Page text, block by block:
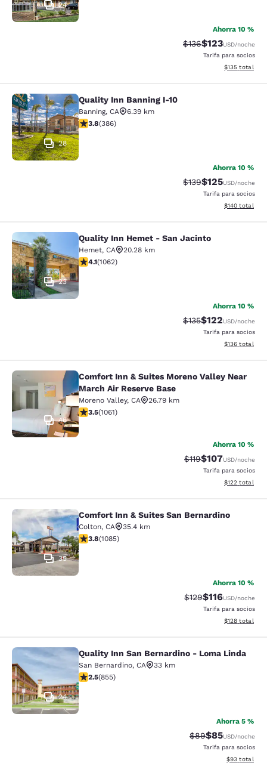
24
Ahorra 10 %
Tarifa tachada:
$136Tarifa reducida:
$123USD/noche
Tarifa para socios
Ver detalles
$135 total
Quality Inn Banning I-10
28
Quality Inn Banning I-10
Banning, CA
6.39 km
Calificación de 3.81 estrellas. Bueno. 386 reseñas
3.8(386)
Ahorra 10 %
Tarifa tachada:
$139Tarifa reducida:
$125USD/noche
Tarifa para socios
Ver detalles
$140 total
Quality Inn Hemet - San Jacinto
23
Quality Inn Hemet - San Jacinto
Hemet, CA
20.28 km
Calificación de 4.07 estrellas. Muy bueno. 1062
4.1(1062)
Ahorra 10 %
Tarifa tachada:
$135Tarifa reducida:
$122USD/noche
Tarifa para socios
Ver detalles
$136 total
Comfort Inn & Suites Moreno
46
Comfort Inn & Suites Moreno Valley Near
March Air Reserve Base
Moreno Valley, CA
26.79 km
Calificación de 3.54 estrellas. Bueno. 1061 reseñas
3.5(1061)
Ahorra 10 %
Tarifa tachada:
$119Tarifa reducida:
$107USD/noche
Tarifa para socios
Ver detalles
$122 total
Comfort Inn & Suites San
35
Comfort Inn & Suites San Bernardino
Colton, CA
35.4 km
Calificación de 3.82 estrellas. Bueno. 1085 reseñas
3.8(1085)
Ahorra 10 %
Tarifa tachada:
$129Tarifa reducida:
$116USD/noche
Tarifa para socios
Ver detalles
$128 total
Quality Inn San Bernardino - Loma
24
Quality Inn San Bernardino - Loma Linda
San Bernardino, CA
33 km
Calificación de 2.49 estrellas. Razonable. 855 reseñas
2.5(855)
Ahorra 5 %
Tarifa tachada:
$89Tarifa
$85USD/noche
Tarifa para socios
Ver detalles
$93 total